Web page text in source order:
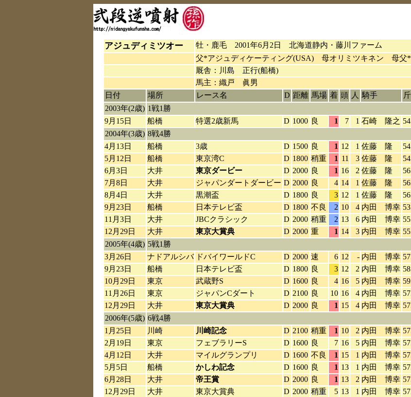
アジュディミツオー
牡・鹿毛 2001年6月2日 北海道静内・藤川ファーム
父*アジュディケーティング(USA) 母オリミツキネン 母父*
厩舎：川島 正行(船橋)
馬主：織戸 眞男
日付
場所 レース名 D 距離 馬場 着 頭 人 騎手 斤
2003年(2歳) 1戦1勝
9月15日
船橋 特選2歳新馬 D 1000 良 1 7 1 石崎 隆之
2004年(3歳) 8戦4勝
4月13日
船橋 3歳 D 1500 良 1 12 1 佐藤 隆
5月12日
船橋 東京湾C D 1800 稍重 1 11 3 佐藤 隆
6月3日
大井 東京ダービー D 2000 良 1 16 2 佐藤 隆
7月8日
大井 ジャパンダートダービー D 2000 良 4 14 1 佐藤 隆
8月4日
大井 黒潮盃 D 1800 良 3 12 1 佐藤 隆
9月23日
船橋 日本テレビ盃 D 1800 不良 2 10 4 内田 博幸
11月3日
大井 JBCクラシック D 2000 稍重 2 13 6 内田 博幸
12月29日
大井 東京大賞典 D 2000 重 1 14 3 内田 博幸
2005年(4歳) 5戦1勝
3月26日
ナドアルシバ ドバイワールドC D 2000 速 6 12 - 内田 博幸
9月23日
船橋 日本テレビ盃 D 1800 良 3 12 2 内田 博幸
10月29日
東京 武蔵野S D 1600 良 4 16 5 内田 博幸
11月26日
東京 ジャパンCダート D 2100 良 10 16 4 内田 博幸
12月29日
大井 東京大賞典 D 2000 良 1 15 4 内田 博幸
2006年(5歳) 6戦4勝
1月25日
川崎 川崎記念 D 2100 稍重 1 10 2 内田 博幸
2月19日
東京 フェブラリーS D 1600 良 7 16 5 内田 博幸
4月12日
大井 マイルグランプリ D 1600 不良 1 15 1 内田 博幸
5月5日
船橋 かしわ記念 D 1600 良 1 13 1 内田 博幸
6月28日
大井 帝王賞 D 2000 良 1 13 2 内田 博幸
12月29日
大井 東京大賞典 D 2000 稍重 5 13 1 内田 博幸